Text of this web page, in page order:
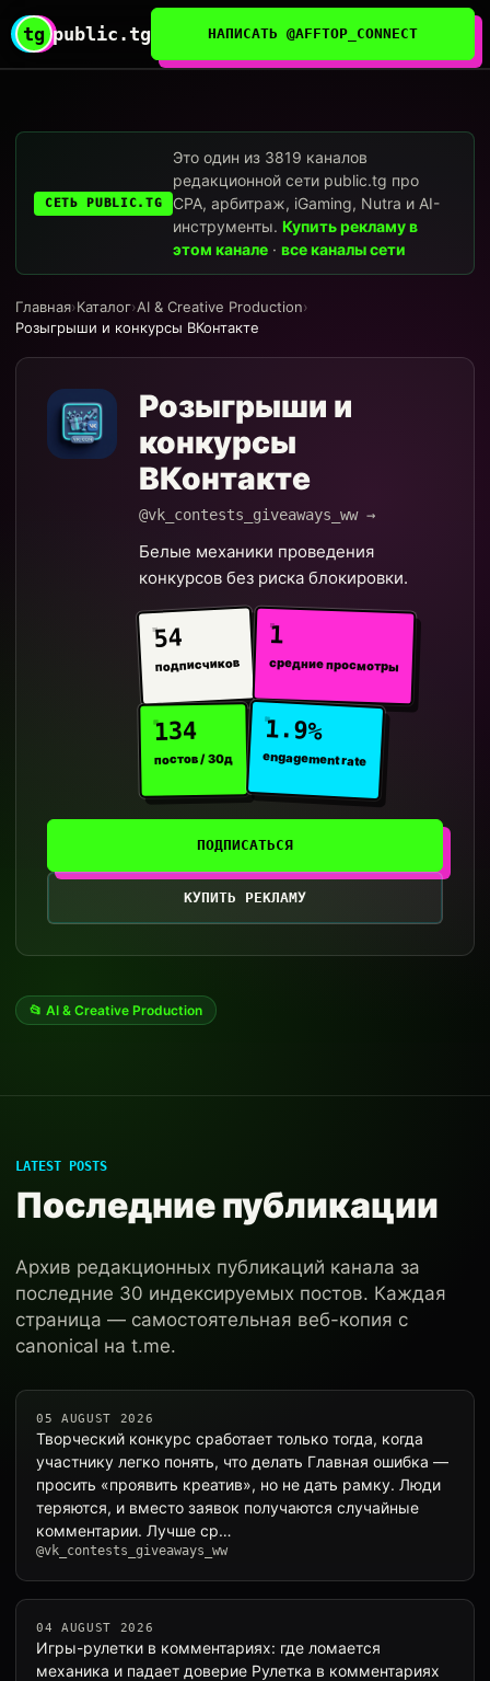
tg public.tg НАПИСАТЬ @AFFTOP_CONNECT
СЕТЬ PUBLIC.TG
Это один из 3819 каналов
редакционной сети public.tg про
CPA, арбитраж, iGaming, Nutra и AI-
инструменты.Купить рекламу в
этом канале ·все каналы сети
Главная›Каталог›AI & Creative Production›
Розыгрыши и конкурсы ВКонтакте
Розыгрыши и
конкурсы
ВКонтакте
@vk_contests_giveaways_ww →
Белые механики проведения
конкурсов без риска блокировки.
54
подписчиков
1
средние просмотры
134
постов / 30д
1.9%
engagement rate
ПОДПИСАТЬСЯ
КУПИТЬ РЕКЛАМУ
📂 AI & Creative Production
LATEST POSTS
Последние публикации
Архив редакционных публикаций канала за
последние 30 индексируемых постов. Каждая
страница — самостоятельная веб-копия с
canonical на t.me.
05 AUGUST 2026
Творческий конкурс сработает только тогда, когда
участнику легко понять, что делать Главная ошибка —
просить «проявить креатив», но не дать рамку. Люди
теряются, и вместо заявок получаются случайные
комментарии. Лучше ср…
@vk_contests_giveaways_ww
04 AUGUST 2026
Игры-рулетки в комментариях: где ломается
механика и падает доверие Рулетка в комментариях